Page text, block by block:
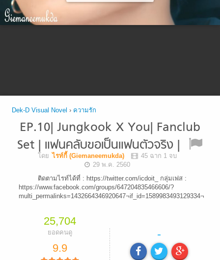
Dek-D Visual Novel › ความรัก
EP.10| Jungkook X You| Fanclub
Set | แฟนคลับขอเป็นแฟนตัวจริง |
โดย ไรท์กี้ (Giemaneemukda)
45 ฉาก 1 จบ
29 พ.ค. 2560
ติดตามไรท์ได้ที่ : https://twitter.com/icdoit_ กลุ่มเฟส :
https://www.facebook.com/groups/647204835466606/?
25,704
ยอดคนดู
9.9
-